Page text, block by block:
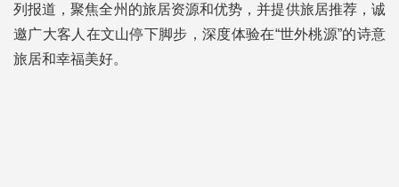
列报道，聚焦全州的旅居资源和优势，并提供旅居推荐，诚
邀广大客人在文山停下脚步，深度体验在“世外桃源”的诗意
旅居和幸福美好。